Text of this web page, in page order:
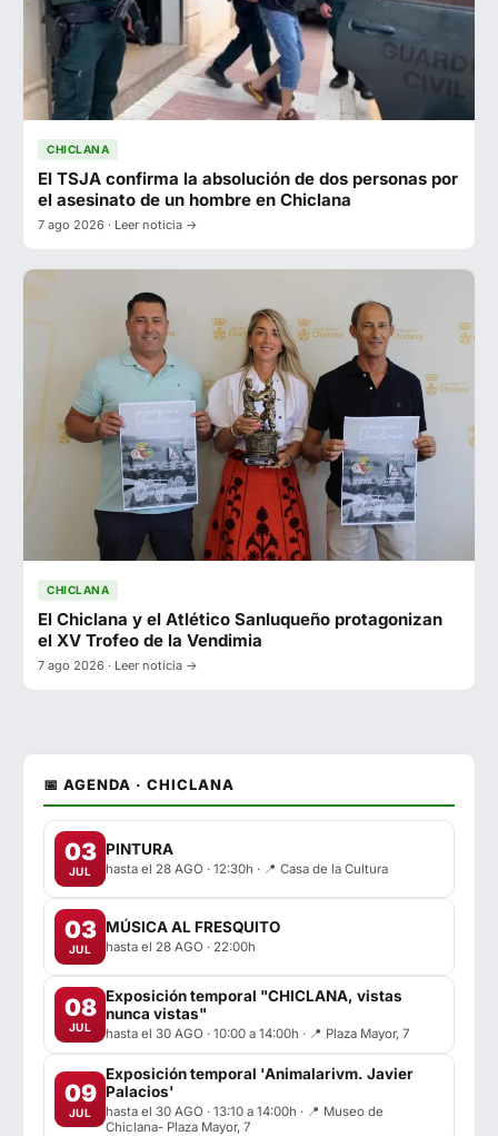
CHICLANA
El TSJA confirma la absolución de dos personas por
el asesinato de un hombre en Chiclana
7 ago 2026 · Leer noticia →
CHICLANA
El Chiclana y el Atlético Sanluqueño protagonizan
el XV Trofeo de la Vendimia
7 ago 2026 · Leer noticia →
📅 AGENDA · CHICLANA
03
JUL
PINTURA
hasta el 28 AGO · 12:30h · 📍 Casa de la Cultura
03
JUL
MÚSICA AL FRESQUITO
hasta el 28 AGO · 22:00h
08
JUL
Exposición temporal "CHICLANA, vistas
nunca vistas"
hasta el 30 AGO · 10:00 a 14:00h · 📍 Plaza Mayor, 7
09
JUL
Exposición temporal 'Animalarivm. Javier
Palacios'
hasta el 30 AGO · 13:10 a 14:00h · 📍 Museo de
Chiclana- Plaza Mayor, 7